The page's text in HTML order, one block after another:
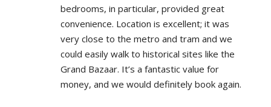
bedrooms, in particular, provided great
convenience. Location is excellent; it was
very close to the metro and tram and we
could easily walk to historical sites like the
Grand Bazaar. It’s a fantastic value for
money, and we would definitely book again.